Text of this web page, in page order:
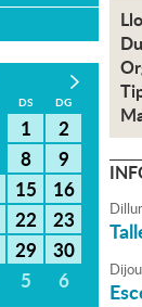
DS DG
1
2
8
9
15
16
22
23
29
30
5 6